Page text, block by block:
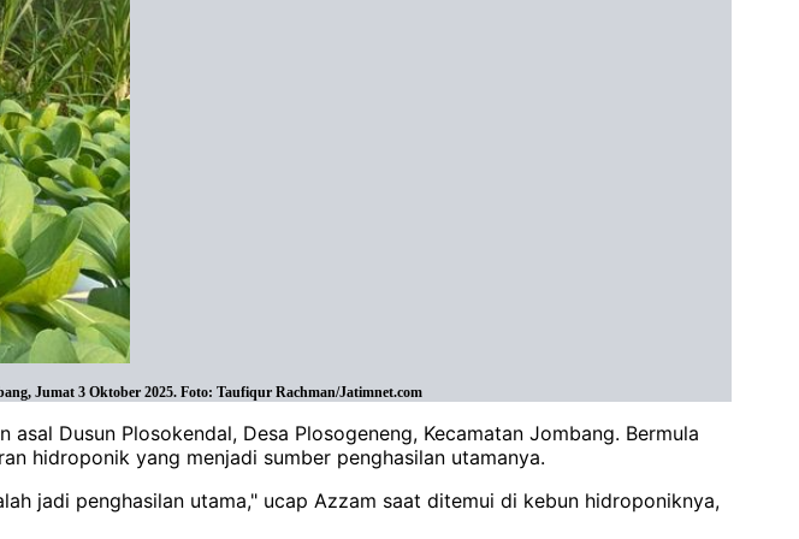
Jumat 3 Oktober 2025. Foto: Taufiqur Rachman/Jatimnet.com
Dusun Plosokendal, Desa Plosogeneng, Kecamatan Jombang. Bermula
hidroponik yang menjadi sumber penghasilan utamanya.
jadi penghasilan utama," ucap Azzam saat ditemui di kebun hidroponiknya,